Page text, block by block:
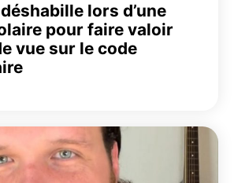
lors d’une
pour faire valoir
vue sur le code